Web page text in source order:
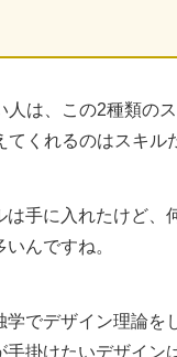
人は、この2種類の
くれるのはスキル
手に入れたけど、
んですね。
学でデザイン理論
手掛けたいデザイ